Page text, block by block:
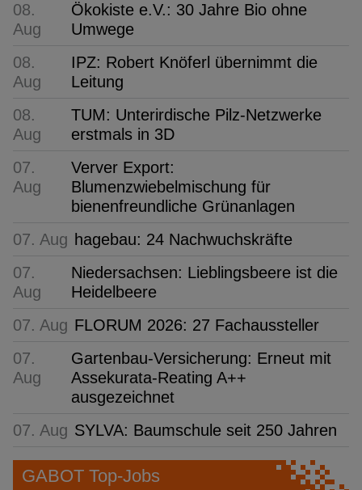
08.
Aug
Ökokiste e.V.: 30 Jahre Bio ohne
Umwege
08.
Aug
IPZ: Robert Knöferl übernimmt die
Leitung
08.
Aug
TUM: Unterirdische Pilz-Netzwerke
erstmals in 3D
07.
Aug
Verver Export:
Blumenzwiebelmischung für
bienenfreundliche Grünanlagen
07. Aug hagebau: 24 Nachwuchskräfte
07.
Aug
Niedersachsen: Lieblingsbeere ist die
Heidelbeere
07. Aug FLORUM 2026: 27 Fachaussteller
07.
Aug
Gartenbau-Versicherung: Erneut mit
Assekurata-Reating A++
ausgezeichnet
07. Aug SYLVA: Baumschule seit 250 Jahren
GABOT Top-Jobs